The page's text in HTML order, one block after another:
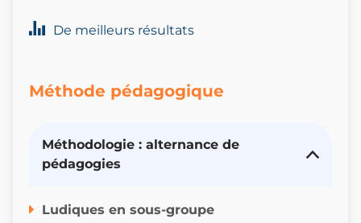
De meilleurs résultats
Méthode pédagogique
Méthodologie : alternance de
pédagogies
Ludiques en sous-groupe